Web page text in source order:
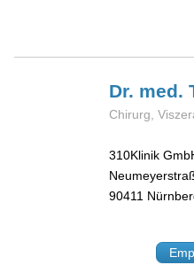
Dr. med.
Chirurg,
310Klinik
90411